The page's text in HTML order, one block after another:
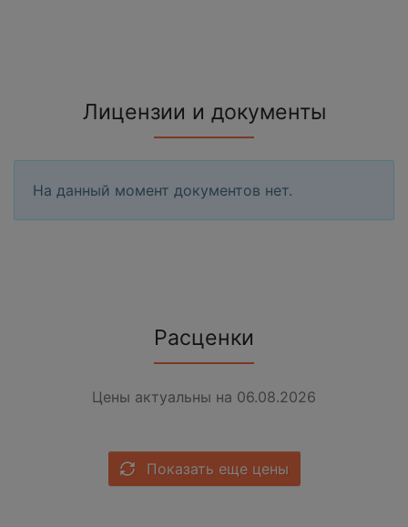
Лицензии и документы
На данный момент документов нет.
Расценки
Цены актуальны на 06.08.2026
Показать еще цены